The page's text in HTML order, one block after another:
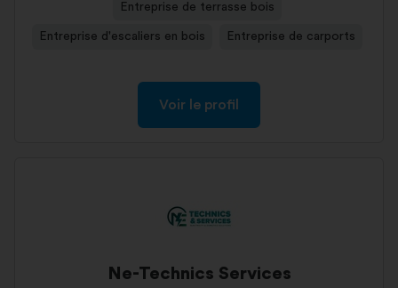
Entreprise de terrasse bois
Entreprise d'escaliers en bois Entreprise de carports
Voir le profil
Ne-Technics Services